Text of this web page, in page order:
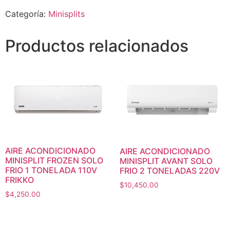
Categoría: Minisplits
Productos relacionados
AIRE ACONDICIONADO
MINISPLIT FROZEN SOLO
FRIO 1 TONELADA 110V
FRIKKO
$4,250.00
AIRE ACONDICIONADO
MINISPLIT AVANT SOLO
FRIO 2 TONELADAS 220V
$10,450.00